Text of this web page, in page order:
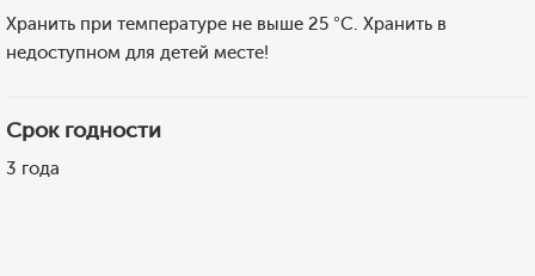
Хранить при температуре не выше 25 °С. Хранить в
недоступном для детей месте!
Срок годности
3 года